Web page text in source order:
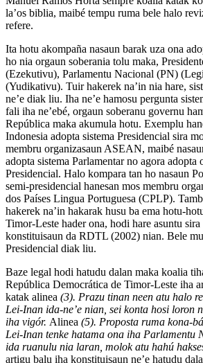
la’os biblia, maibé tempu ruma bele halo
refere.
Ita hotu akompaña nasaun barak uza ona
ho nia orgaun soberania tolu maka,
(Ezekutivu), Parlamentu Nacional (PN)
(Yudikativu). Tuir hakerek na’in nia hare,
ne’e diak liu. Iha ne’e hamosu pergunta
fali iha ne’ebé, orgaun soberanu governu
República maka akumula hotu. Exemplu
Indonesia adopta sistema Presidencial sira
membru organizasaun ASEAN, maibé
adopta sistema Parlamentar no agora adopta
Presidencial. Halo kompara tan ho nasaun
semi-presidencial hanesan mos membru
dos Países Lingua Portuguesa (CPLP).
hakerek na’in hakarak husu ba ema hotu-
Timor-Leste hader ona, hodi hare asuntu
konstituisaun da RDTL (2002) nian. Bele
Presidencial diak liu.
Baze legal hodi hatudu dalan maka koalia
República Democrática de Timor-Leste iha
katak alinea (3). Prazu tinan neen atu halo
Lei-Inan ida-ne’e nian, sei konta hosi loron
iha vigór. Alinea (5). Proposta ruma kona-
Lei-Inan tenke hatama ona iha Parlamentu
ida ruanulu nia laran, molok atu hahú
artigu balu iha konstituisaun ne’e hatudu